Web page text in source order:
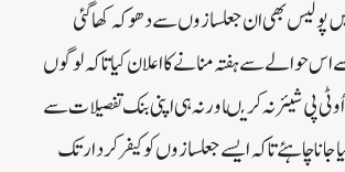
پولیس بھی ان جعلسازوں سے دھوکہ کھاگئی
سے ہفتہ منانے کا اعلان کیا تاکہ لوگوں
پی شیئر نہ کریںاور نہ ہی اپنی بنک تفصیلات سے
چاہئے تاکہ ایسے جعلسازوں کو کیفر کردار تک